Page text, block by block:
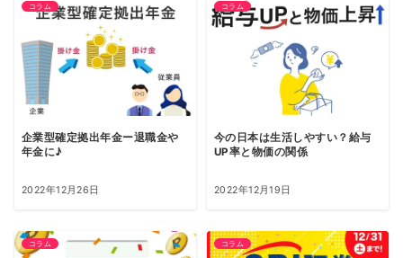
コラム
企業型確定拠出年金ー退職金や
年金に♪
2022年12月26日
コラム
今の日本は生活しやすい？給与
UP率と物価の関係
2022年12月19日
コラム コラム